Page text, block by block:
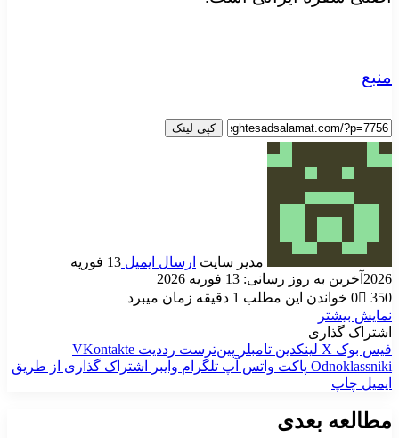
منبع
کپی لینک
مدیر سایت ارسال ایمیل
13 فوریه
2026 آخرین به روز رسانی: 13 فوریه 2026
0
350
خواندن این مطلب 1 دقیقه زمان میبرد
نمایش بیشتر
اشتراک گذاری
فیس بوک X لینکدین ‫تامبلر ‫پین‌ترست ‫رددیت ‫VKontakte
‫Odnoklassniki پاکت واتس آپ تلگرام وایبر
اشتراک گذاری از طریق
ایمیل چاپ
مطالعه بعدی